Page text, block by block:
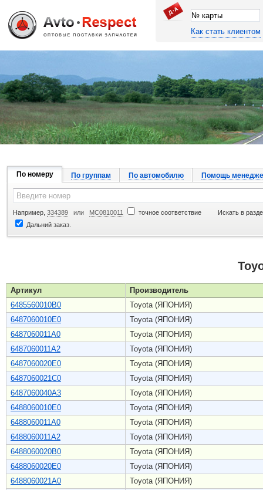
Джапан Авто
Как стать клиентом
По номеру По группам По автомобилю Помощь
Например, 334389 или MC0810011 точное соответствие
Искать в
Дальний заказ.
Артикул
Производитель
6485560010B0
Toyota (ЯПОНИЯ)
6487060010E0
Toyota (ЯПОНИЯ)
6487060011A0
Toyota (ЯПОНИЯ)
6487060011A2
Toyota (ЯПОНИЯ)
6487060020E0
Toyota (ЯПОНИЯ)
6487060021C0
Toyota (ЯПОНИЯ)
6487060040A3
Toyota (ЯПОНИЯ)
6488060010E0
Toyota (ЯПОНИЯ)
6488060011A0
Toyota (ЯПОНИЯ)
6488060011A2
Toyota (ЯПОНИЯ)
6488060020B0
Toyota (ЯПОНИЯ)
6488060020E0
Toyota (ЯПОНИЯ)
6488060021A0
Toyota (ЯПОНИЯ)